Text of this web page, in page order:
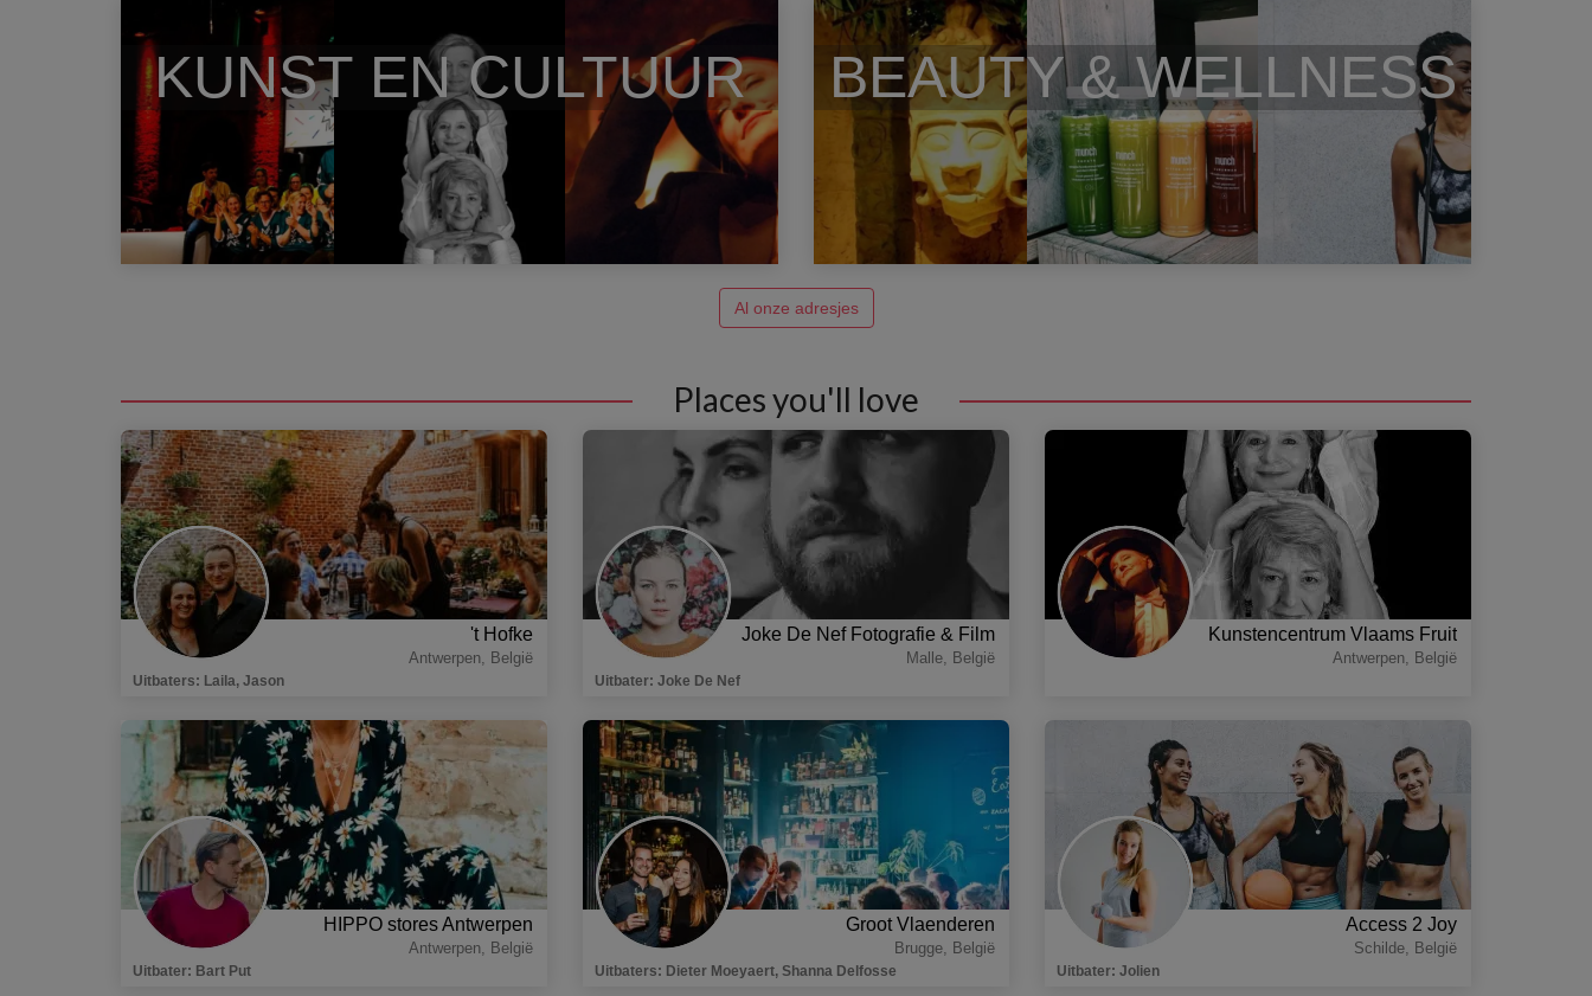
KUNST EN CULTUUR BEAUTY & WELLNESS
Al onze adresjes
Places you'll love
't Hofke
Antwerpen, België
Uitbaters: Laila, Jason
Joke De Nef Fotografie & Film
Malle, België
Uitbater: Joke De Nef
Kunstencentrum Vlaams Fruit
Antwerpen, België
HIPPO stores Antwerpen
Antwerpen, België
Uitbater: Bart Put
Groot Vlaenderen
Brugge, België
Uitbaters: Dieter Moeyaert, Shanna Delfosse
Access 2 Joy
Schilde, België
Uitbater: Jolien